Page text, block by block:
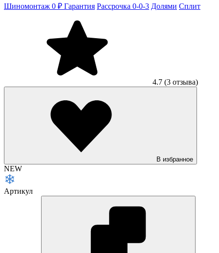
Шиномонтаж 0 ₽ Гарантия Рассрочка 0-0-3 Долями Сплит
4.7 (3 отзыва)
В избранное
NEW
Артикул